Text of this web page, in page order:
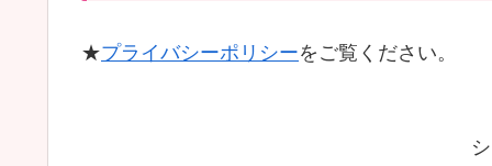
★プライバシーポリシーをご覧ください。